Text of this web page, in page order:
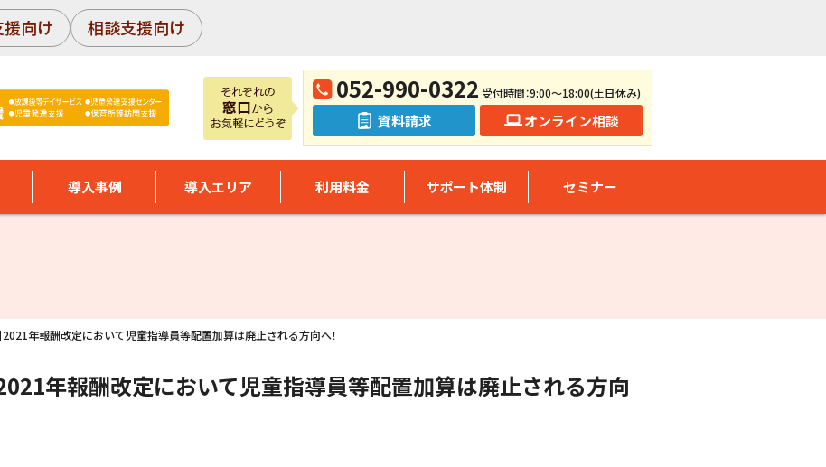
向け 相談支援向け
052-990-0322 受付時間：9:00～18:00(土日休み)
資料請求 オンライン相談
導入事例 導入エリア 利用料金 サポート体制 セミナー
2021年報酬改定において児童指導員等配置加算は廃止される方向へ！
2021年報酬改定において児童指導員等配置加算は廃止される方向